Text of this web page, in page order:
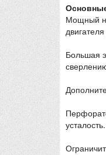
Мощный
Большая
усталость.